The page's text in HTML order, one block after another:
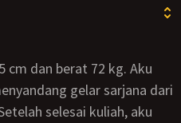
gelar sarjana dari
selesai kuliah, aku